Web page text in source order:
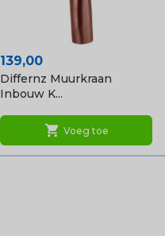
Prijs
139,00
Differnz Muurkraan
Inbouw K...
shopping_cart Voeg toe